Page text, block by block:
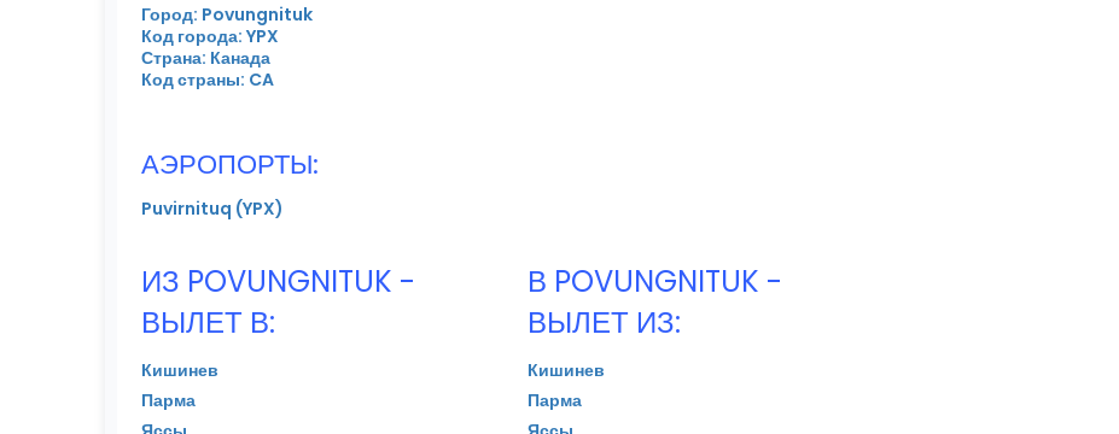
Город: Povungnituk
Код города: YPX
Страна: Канада
Код страны: CA
АЭРОПОРТЫ:
Puvirnituq (YPX)
ИЗ POVUNGNITUK -
ВЫЛЕТ В:
Кишинев
Парма
В POVUNGNITUK -
ВЫЛЕТ ИЗ:
Кишинев
Парма